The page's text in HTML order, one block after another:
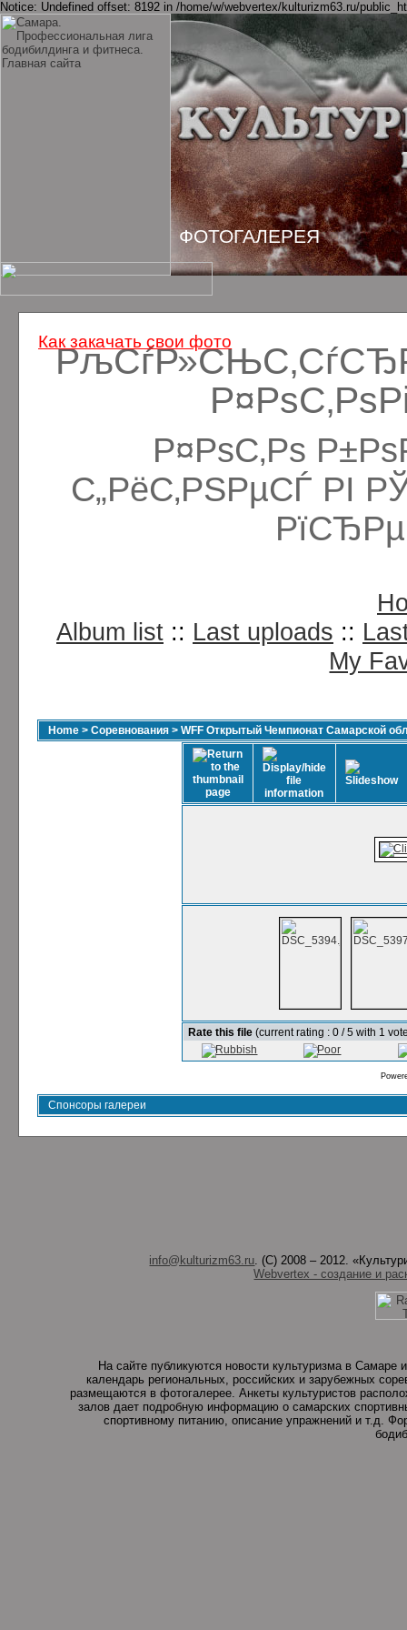
Notice: Undefined offset: 8192 in /home/w/webvertex/kulturizm63.ru/
Р¤РѕС‚Рѕ
С„РёС‚РЅРµСЃ РІ
Album list :: Last uploads ::
My
Home > Соревнования > WFF Открытый Чемпионат Самарской
Rate this file (current rating : 0 / 5 with 1
Спонсоры галереи
info@kulturizm63.ru. (C) 2008 – 2012.
Webvertex - создание и
На сайте публикуются новости культуризма в
календарь региональных, российских и зарубежных
размещаются в фотогалерее. Анкеты культуристов
залов дает подробную информацию о самарских
спортивному питанию, описание упражнений и т.д.
ФОТОГАЛЕРЕЯ
Как закачать свои фото